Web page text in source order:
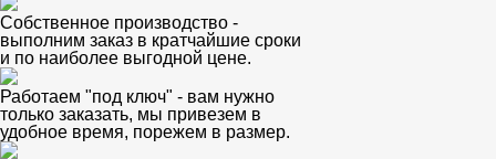
Собственное производство -
выполним заказ в кратчайшие сроки
и по наиболее выгодной цене.
Работаем "под ключ" - вам нужно
только заказать, мы привезем в
удобное время, порежем в размер.